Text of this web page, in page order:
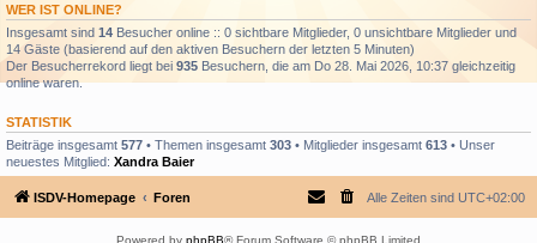
WER IST ONLINE?
Insgesamt sind 14 Besucher online :: 0 sichtbare Mitglieder, 0 unsichtbare Mitglieder und
14 Gäste (basierend auf den aktiven Besuchern der letzten 5 Minuten)
Der Besucherrekord liegt bei 935 Besuchern, die am Do 28. Mai 2026, 10:37 gleichzeitig
online waren.
STATISTIK
Beiträge insgesamt 577 • Themen insgesamt 303 • Mitglieder insgesamt 613 • Unser
neuestes Mitglied: Xandra Baier
ISDV-Homepage Foren Alle Zeiten sind UTC+02:00
Powered by phpBB® Forum Software © phpBB Limited